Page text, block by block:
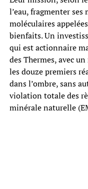
l’eau, fragmenter
moléculaires
bienfaits. Un
qui est actionnaire
des Thermes, avec
les douze premiers
dans l’ombre, sans
violation totale des
minérale naturelle